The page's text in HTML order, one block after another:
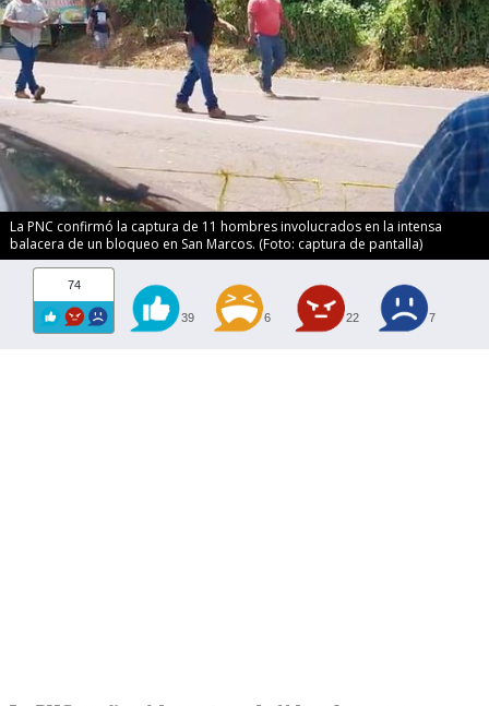
La PNC confirmó la captura de 11 hombres involucrados en la intensa
balacera de un bloqueo en San Marcos. (Foto: captura de pantalla)
74
39 6 22 7